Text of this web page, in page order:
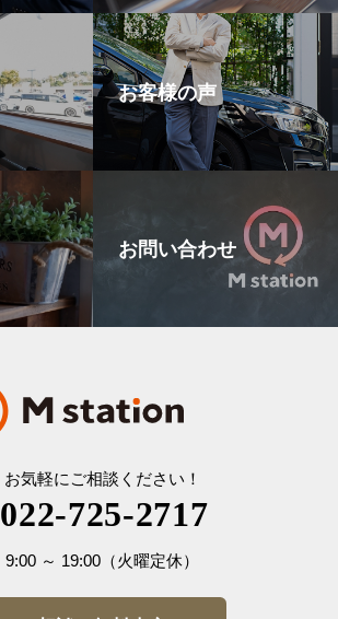
お客様の声
お問い合わせ
お気軽にご相談ください！
022-725-2717
9:00～ 19:00（火曜定休）